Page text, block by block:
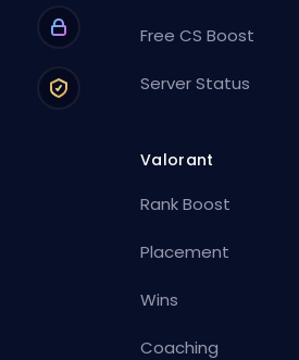
Free CS Boost
Server Status
Valorant
Rank Boost
Placement
Wins
Coaching